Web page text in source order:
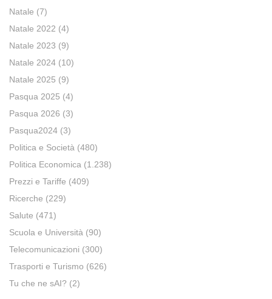
Natale (7)
Natale 2022 (4)
Natale 2023 (9)
Natale 2024 (10)
Natale 2025 (9)
Pasqua 2025 (4)
Pasqua 2026 (3)
Pasqua2024 (3)
Politica e Società (480)
Politica Economica (1.238)
Prezzi e Tariffe (409)
Ricerche (229)
Salute (471)
Scuola e Università (90)
Telecomunicazioni (300)
Trasporti e Turismo (626)
Tu che ne sAI? (2)